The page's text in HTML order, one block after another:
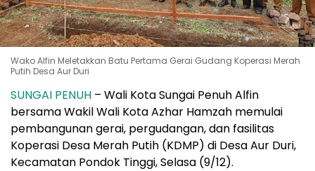
Wako Alfin Meletakkan Batu Pertama Gerai Gudang Koperasi Merah
Putih Desa Aur Duri
SUNGAI PENUH – Wali Kota Sungai Penuh Alfin
bersama Wakil Wali Kota Azhar Hamzah memulai
pembangunan gerai, pergudangan, dan fasilitas
Koperasi Desa Merah Putih (KDMP) di Desa Aur Duri,
Kecamatan Pondok Tinggi, Selasa (9/12).